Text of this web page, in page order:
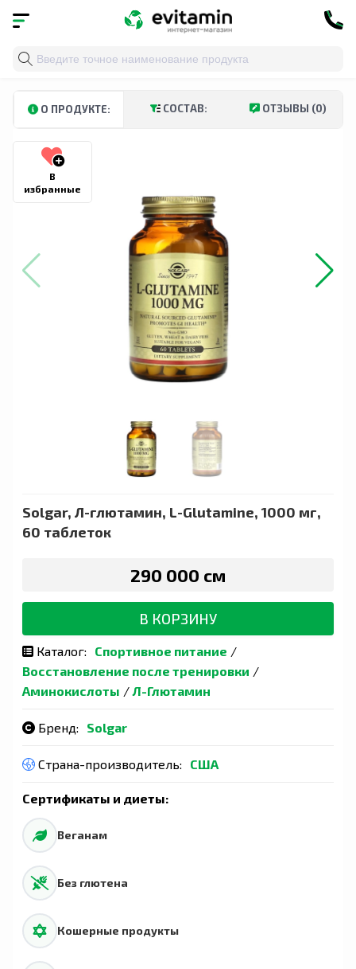
Главная Спортивное питание
О ПРОДУКТЕ: СОСТАВ: ОТЗЫВЫ (0)
В
избранные
Solgar, Л-глютамин, L-Glutamine, 1000 мг,
60 таблеток
290 000 сӯм
В КОРЗИНУ
Каталог: Спортивное питание /
Восстановление после тренировки /
Аминокислоты / Л-Глютамин
Бренд: Solgar
Страна-производитель: США
Сертификаты и диеты:
Веганам
Без глютена
Кошерные продукты